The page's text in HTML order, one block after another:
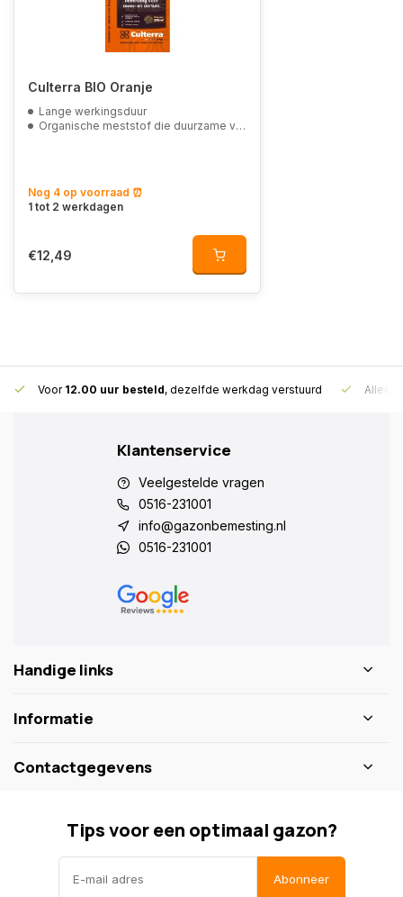
Culterra BIO Oranje
Lange werkingsduur
Organische meststof die duurzame voeding biedt
Nog 4 op voorraad ⏰
1 tot 2 werkdagen
€12,49
Voor 12.00 uur besteld, dezelfde werkdag verstuurd Alleen
Klantenservice
Veelgestelde vragen
0516-231001
info@gazonbemesting.nl
0516-231001
Handige links
Informatie
Contactgegevens
Tips voor een optimaal gazon?
Abonneer